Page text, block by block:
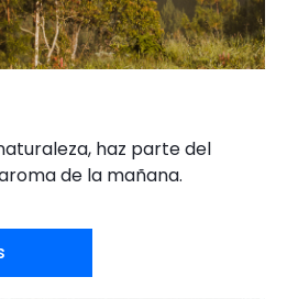
haz parte del
de la mañana.